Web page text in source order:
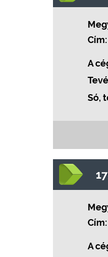
Cím:
A
Só,
Cím:
A